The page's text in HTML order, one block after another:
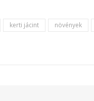
kerti jácint növények